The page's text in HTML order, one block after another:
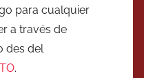
para cualquier
a través de
des del
.